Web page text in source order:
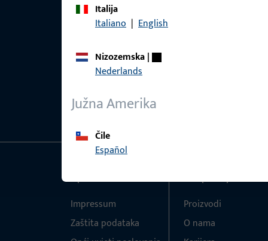
Italija
Italiano | English
Nizozemska|
Nederlands
Južna Amerika
Čile
Español
Općenito
Impressum
Zaštita podataka
Brzi pristup
Proizvodi
O nama